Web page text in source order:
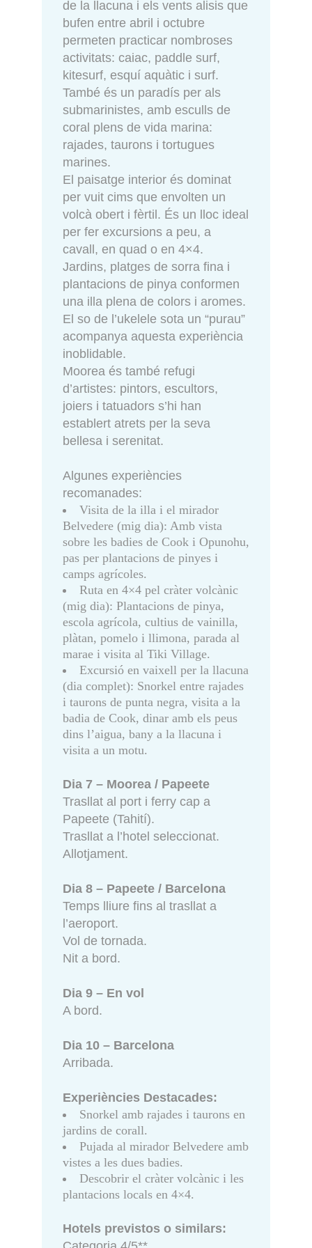
de la llacuna i els vents alisis que
bufen entre abril i octubre
permeten practicar nombroses
activitats: caiac, paddle surf,
kitesurf, esquí aquàtic i surf.
També és un paradís per als
submarinistes, amb esculls de
coral plens de vida marina:
rajades, taurons i tortugues
marines.
El paisatge interior és dominat
per vuit cims que envolten un
volcà obert i fèrtil. És un lloc ideal
per fer excursions a peu, a
cavall, en quad o en 4×4.
Jardins, platges de sorra fina i
plantacions de pinya conformen
una illa plena de colors i aromes.
El so de l’ukelele sota un “purau”
acompanya aquesta experiència
inoblidable.
Moorea és també refugi
d’artistes: pintors, escultors,
joiers i tatuadors s’hi han
establert atrets per la seva
bellesa i serenitat.
Algunes experiències
recomanades:
Visita de la illa i el mirador
Belvedere (mig dia): Amb vista
sobre les badies de Cook i Opunohu,
pas per plantacions de pinyes i
camps agrícoles.
Ruta en 4×4 pel cràter volcànic
(mig dia): Plantacions de pinya,
escola agrícola, cultius de vainilla,
plàtan, pomelo i llimona, parada al
marae i visita al Tiki Village.
Excursió en vaixell per la llacuna
(dia complet): Snorkel entre rajades
i taurons de punta negra, visita a la
badia de Cook, dinar amb els peus
dins l’aigua, bany a la llacuna i
visita a un motu.
Dia 7 – Moorea / Papeete
Trasllat al port i ferry cap a
Papeete (Tahití).
Trasllat a l’hotel seleccionat.
Allotjament.
Dia 8 – Papeete / Barcelona
Temps lliure fins al trasllat a
l’aeroport.
Vol de tornada.
Nit a bord.
Dia 9 – En vol
A bord.
Dia 10 – Barcelona
Arribada.
Experiències Destacades:
Snorkel amb rajades i taurons en
jardins de corall.
Pujada al mirador Belvedere amb
vistes a les dues badies.
Descobrir el cràter volcànic i les
plantacions locals en 4×4.
Hotels previstos o similars: